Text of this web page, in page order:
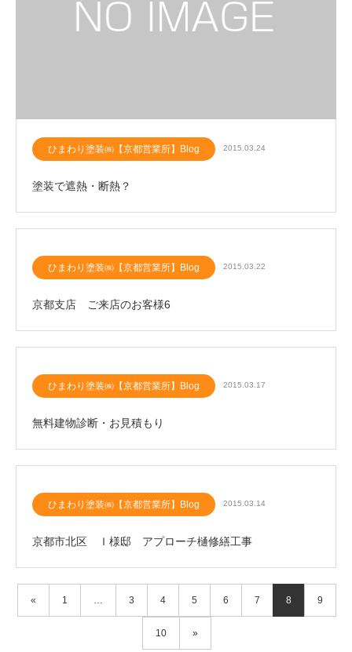
ひまわり塗装㈱【京都営業所】Blog 2015.03.24
塗装で遮熱・断熱？
ひまわり塗装㈱【京都営業所】Blog 2015.03.22
京都支店 ご来店のお客様6
ひまわり塗装㈱【京都営業所】Blog 2015.03.17
無料建物診断・お見積もり
ひまわり塗装㈱【京都営業所】Blog 2015.03.14
京都市北区 Ｉ様邸 アプローチ樋修繕工事
« 1 … 3 4 5 6 7 8 9
10 »